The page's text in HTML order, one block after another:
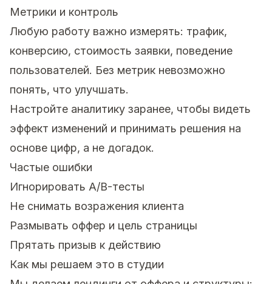
Метрики и контроль
Любую работу важно измерять: трафик,
конверсию, стоимость заявки, поведение
пользователей. Без метрик невозможно
понять, что улучшать.
Настройте аналитику заранее, чтобы видеть
эффект изменений и принимать решения на
основе цифр, а не догадок.
Частые ошибки
Игнорировать A/B-тесты
Не снимать возражения клиента
Размывать оффер и цель страницы
Прятать призыв к действию
Как мы решаем это в студии